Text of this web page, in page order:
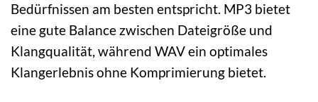
Bedürfnissen am besten entspricht. MP3 bietet
eine gute Balance zwischen Dateigröße und
Klangqualität, während WAV ein optimales
Klangerlebnis ohne Komprimierung bietet.